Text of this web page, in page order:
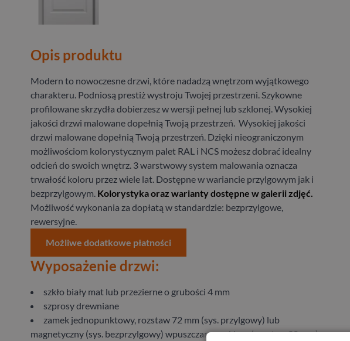
Opis produktu
Modern to nowoczesne drzwi, które nadadzą wnętrzom wyjątkowego
charakteru. Podniosą prestiż wystroju Twojej przestrzeni. Szykowne
profilowane skrzydła dobierzesz w wersji pełnej lub szklonej. Wysokiej
jakości drzwi malowane dopełnią Twoją przestrzeń. Wysokiej jakości
drzwi malowane dopełnią Twoją przestrzeń. Dzięki nieograniczonym
możliwościom kolorystycznym palet RAL i NCS możesz dobrać idealny
odcień do swoich wnętrz. 3 warstwowy system malowania oznacza
trwałość koloru przez wiele lat. Dostępne w wariancie przylgowym jak i
bezprzylgowym. Kolorystyka oraz warianty dostępne w galerii zdjęć.
Możliwość wykonania za dopłatą w standardzie: bezprzylgowe,
rewersyjne.
Możliwe dodatkowe płatności
Wyposażenie drzwi:
szkło biały mat lub przezierne o grubości 4 mm
szprosy drewniane
zamek jednopunktowy, rozstaw 72 mm (sys. przylgowy) lub
magnetyczny (sys. bezprzylgowy) wpuszczany, na klucz (rozstaw 90 mm),